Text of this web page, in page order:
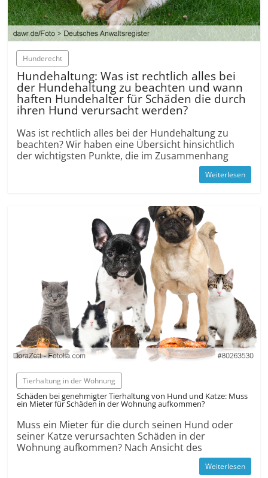
Hunderecht
Hundehaltung: Was ist rechtlich alles bei
der Hundehaltung zu beachten und wann
haften Hundehalter für Schäden die durch
ihren Hund verursacht werden?
Was ist rechtlich alles bei der Hundehaltung zu
beachten? Wir haben eine Übersicht hinsichtlich
der wichtigsten Punkte, die im Zusammenhang
Weiterlesen
Tierhaltung in der Wohnung
Schäden bei genehmigter Tierhaltung von Hund und Katze: Muss
ein Mieter für Schäden in der Wohnung aufkommen?
Muss ein Mieter für die durch seinen Hund oder
seiner Katze verursachten Schäden in der
Wohnung aufkommen? Nach Ansicht des
Weiterlesen